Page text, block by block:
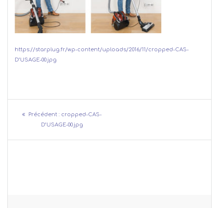
https://starplug.fr/wp-content/uploads/2016/11/cropped-CAS-
D’USAGE-00.jpg
Navigation
Précédent : Article
précédent
cropped-CAS-
D’USAGE-00.jpg